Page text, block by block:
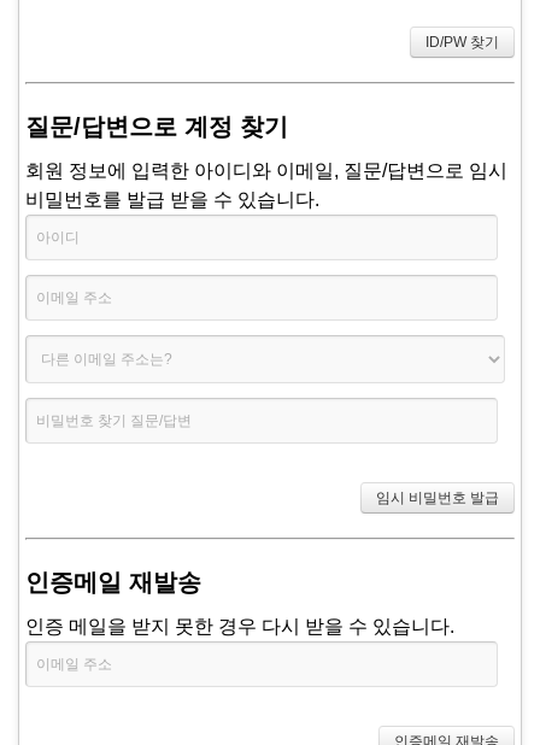
질문/답변으로 계정 찾기
회원 정보에 입력한 아이디와 이메일, 질문/답변으로 임시
비밀번호를 발급 받을 수 있습니다.
인증메일 재발송
인증 메일을 받지 못한 경우 다시 받을 수 있습니다.